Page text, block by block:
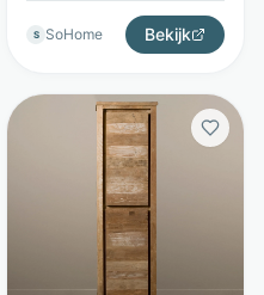
S SoHome Bekijk